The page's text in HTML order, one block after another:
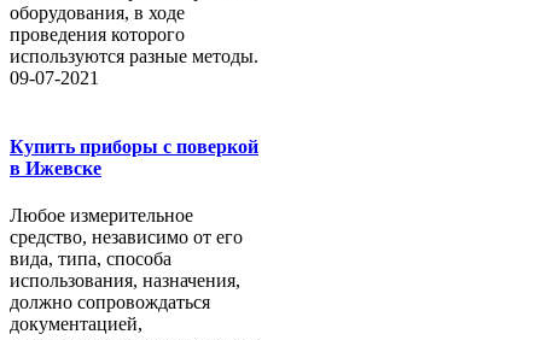
оборудования, в ходе
проведения которого
используются разные методы.
09-07-2021
Купить приборы с поверкой
в Ижевске
Любое измерительное
средство, независимо от его
вида, типа, способа
использования, назначения,
должно сопровождаться
документацией,